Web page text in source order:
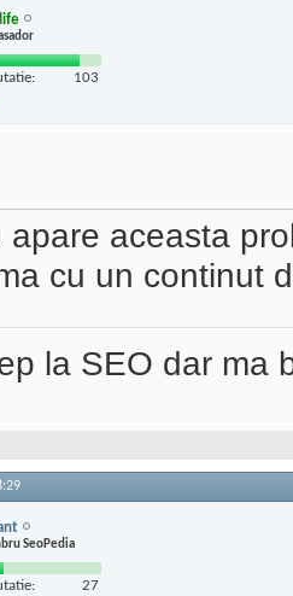
103
apare aceasta
cu un continut
la SEO dar ma
SeoPedia
27